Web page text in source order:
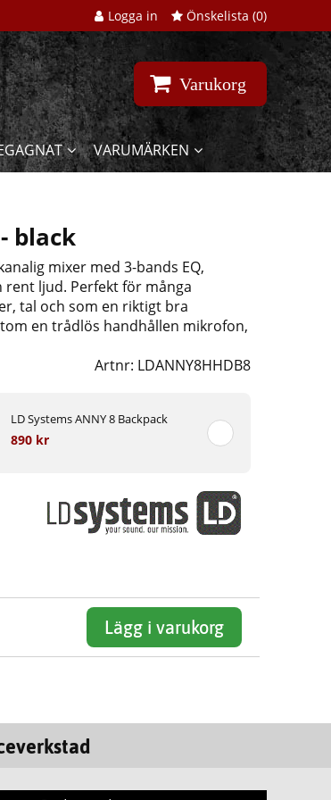
Logga in Önskelista (0)
Varukorg
VARUMÄRKEN
black
mixer med 3-bands EQ,
ljud. Perfekt för många
tal och som en riktigt bra
en trådlös handhållen mikrofon,
Artnr: LDANNY8HHDB8
LD Systems ANNY 8 Backpack
890 kr
Lägg i varukorg